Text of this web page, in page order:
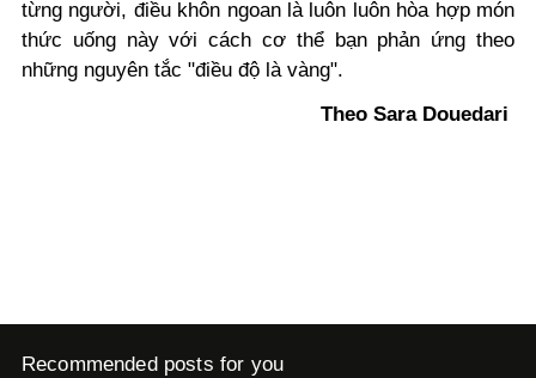
từng người, điều khôn ngoan là luôn luôn hòa hợp món
thức uống này với cách cơ thể bạn phản ứng theo
những nguyên tắc "điều độ là vàng".
Theo Sara Douedari
Recommended posts for you